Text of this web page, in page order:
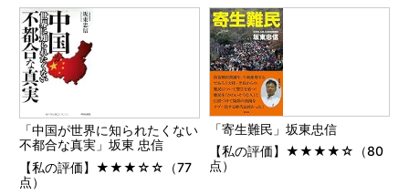
「中国が世界に知られたくない
不都合な真実」坂東 忠信
【私の評価】★★★☆☆（77
点）
「寄生難民」坂東忠信
【私の評価】★★★★☆（80
点）